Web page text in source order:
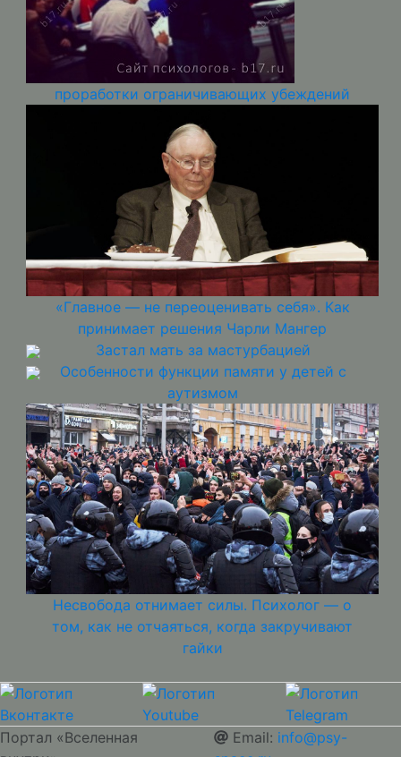
проработки ограничивающих убеждений
«Главное — не переоценивать себя». Как
принимает решения Чарли Мангер
Застал мать за мастурбацией
Особенности функции памяти у детей с
аутизмом
Несвобода отнимает силы. Психолог — о
том, как не отчаяться, когда закручивают
гайки
Портал «Вселенная
Email: info@psy-